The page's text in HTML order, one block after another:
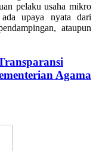
pelaku usaha mikro
upaya nyata dari
ataupun
Agama